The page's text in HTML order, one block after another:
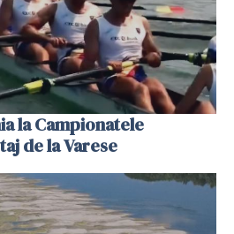
la Campionatele
de la Varese